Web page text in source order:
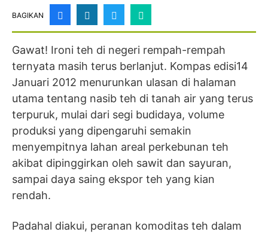
BAGIKAN
Gawat! Ironi teh di negeri rempah-rempah
ternyata masih terus berlanjut. Kompas edisi14
Januari 2012 menurunkan ulasan di halaman
utama tentang nasib teh di tanah air yang terus
terpuruk, mulai dari segi budidaya, volume
produksi yang dipengaruhi semakin
menyempitnya lahan areal perkebunan teh
akibat dipinggirkan oleh sawit dan sayuran,
sampai daya saing ekspor teh yang kian
rendah.
Padahal diakui, peranan komoditas teh dalam